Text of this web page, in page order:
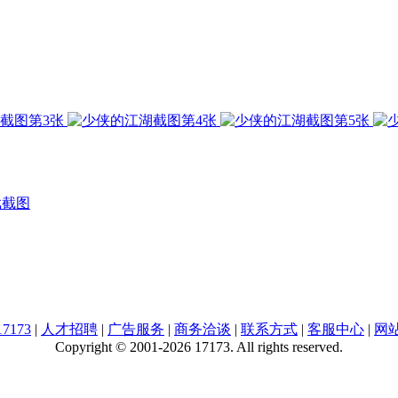
图
| 人才招聘 | 广告服务 | 商务洽谈 | 联系方式 | 客服中心 | 网
Copyright © 2001-2026 17173. All rights reserved.